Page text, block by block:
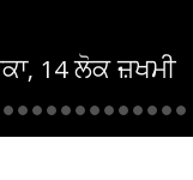
14 ਲੋਕ ਜ਼ਖਮੀ